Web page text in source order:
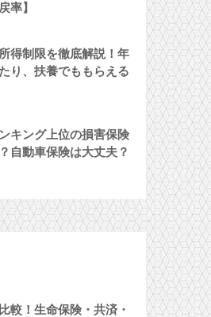
率】
得制限を徹底解説！年
り、扶養でももらえる
キング上位の損害保険
自動車保険は大丈夫？
較！生命保険・共済・